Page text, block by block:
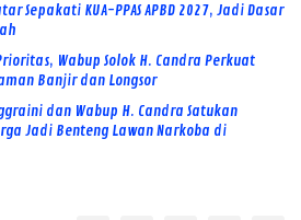
Sepakati KUA-PPAS APBD 2027, Jadi Dasar
Wabup Solok H. Candra Perkuat
Banjir dan Longsor
dan Wabup H. Candra Satukan
Jadi Benteng Lawan Narkoba di